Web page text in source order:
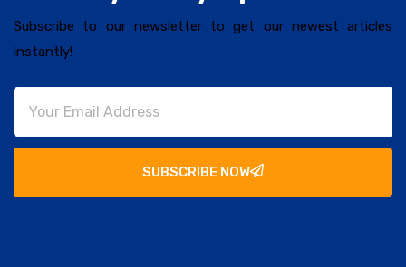
Subscribe to our newsletter to get our newest articles
instantly!
SUBSCRIBE NOW